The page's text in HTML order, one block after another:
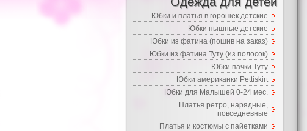
Юбки и платья в горошек детские
Юбки пышные детские
Юбки из фатина (пошив на заказ)
Юбки из фатина Туту (из полосок)
Юбки пачки Туту
Юбки американки Pettiskirt
Юбки для Малышей 0-24 мес.
Платья ретро, нарядные,
повседневные
Платья и костюмы с пайетками